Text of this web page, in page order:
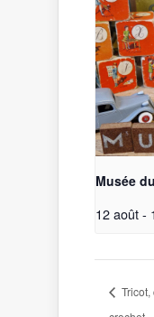
Musée
12 août -
Tricot,